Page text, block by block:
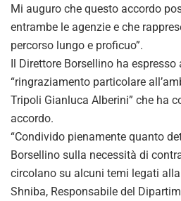
Mi auguro che questo accordo
entrambe le agenzie e che
percorso lungo e proficuo”.
Il Direttore Borsellino ha espresso
“ringraziamento particolare
Tripoli Gianluca Alberini” che ha
accordo.
“Condivido pienamente quanto
Borsellino sulla necessità di
circolano su alcuni temi legati
Shniba, Responsabile del